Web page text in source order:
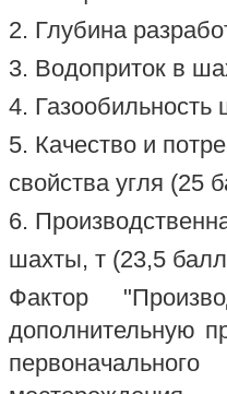
2. Глубина
3. Водоприток в
4.
5. Качество и
свойства угля (25
6.
шахты, т (23,5
Фактор
дополнительную